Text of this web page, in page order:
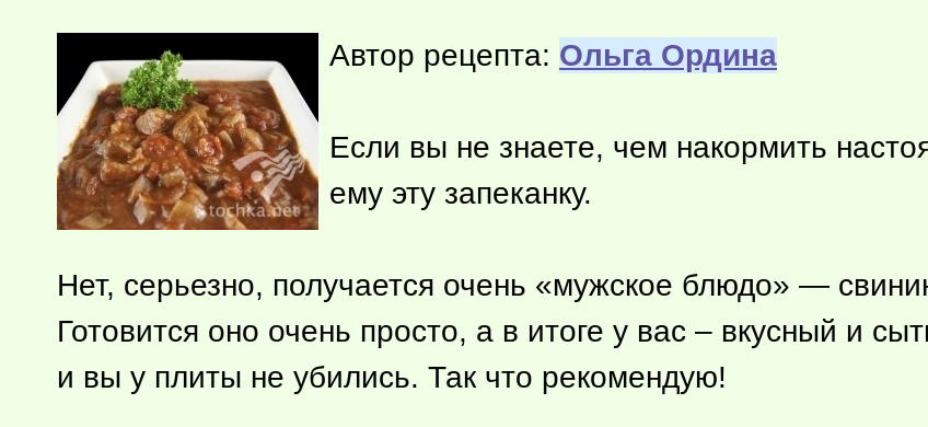
Автор рецепта: Ольга Ордина
Если вы не знаете, чем накормить
ему эту запеканку.
Нет, серьезно, получается очень «мужское блюдо» —
Готовится оно очень просто, а в итоге у вас – вкусный и
и вы у плиты не убились. Так что рекомендую!